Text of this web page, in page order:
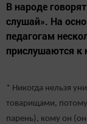
В народе
слушай». На
педагогам
прислушаются к
* Никогда нельзя
товарищами,
парень), кому он